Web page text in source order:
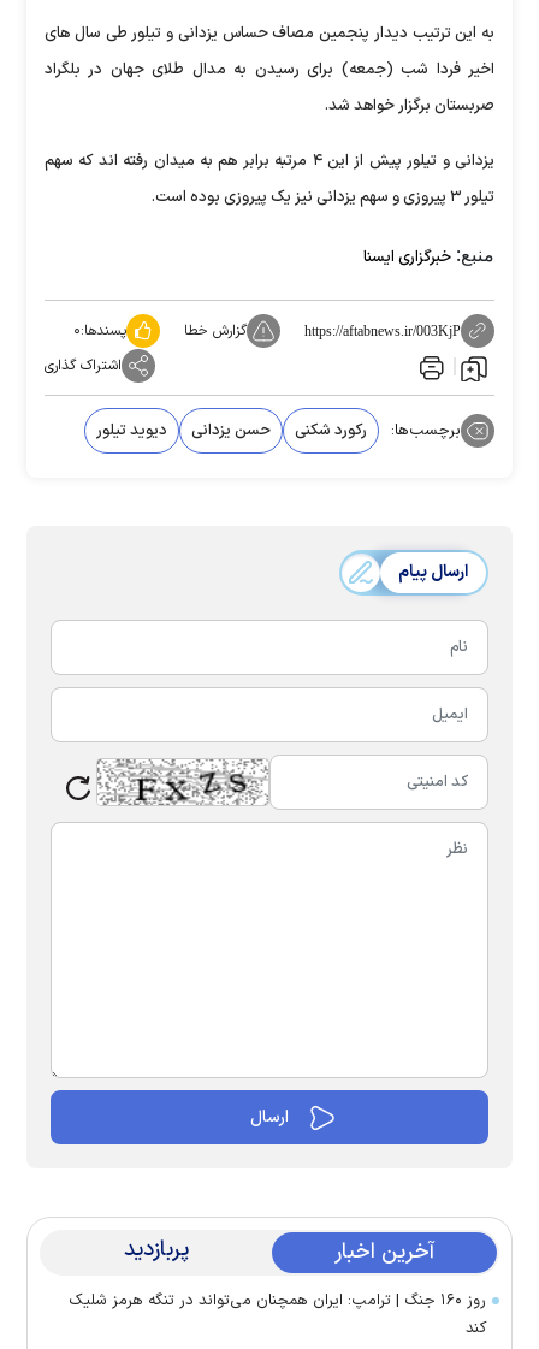
به این ترتیب دیدار پنجمین مصاف حساس یزدانی و تیلور طی سال های
اخیر فردا شب (جمعه) برای رسیدن به مدال طلای جهان در بلگراد
صربستان برگزار خواهد شد.
یزدانی و تیلور پیش از این ۴ مرتبه برابر هم به میدان رفته اند که سهم
تیلور ۳ پیروزی و سهم یزدانی نیز یک پیروزی بوده است.
منبع: خبرگزاری ایسنا
https://aftabnews.ir/003KjP گزارش خطا پسندها:۰
اشتراک گذاری
برچسب‌ها: رکورد شکنی حسن یزدانی دیوید تیلور
ارسال پیام
آخرین اخبار پربازدید
روز ۱۶۰ جنگ | ترامپ: ایران همچنان می‌تواند در تنگه هرمز شلیک
کند